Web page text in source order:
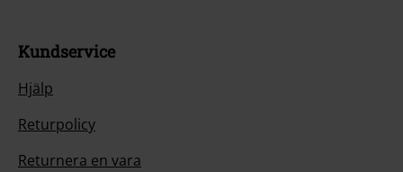
Kundservice
Hjälp
Returpolicy
Returnera en vara